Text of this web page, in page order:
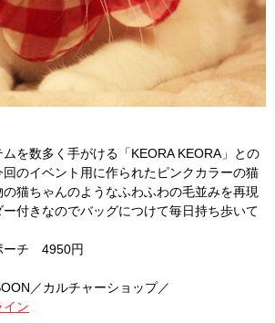
を数多く手がける「KEORA KEORA」との
のイベント用に作られたピンクカラーの猫
猫ちゃんのようなふわふわの毛並みを再現
ー付きなのでバッグにつけて毎日持ち歩いて
ーチ 4950円
／カルチャーショップ／
イン